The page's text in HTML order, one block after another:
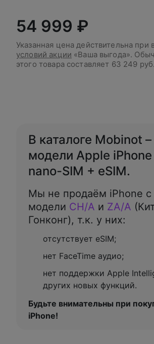
54 999 ₽
Указанная цена действительна при
условий акции «Ваша выгода».
этого товара составляет 63 249 руб.
В каталоге Mobinot
модели Apple iPhone
nano-SIM + eSIM.
Мы не продаём iPhone с
модели CH/A и ZA/A
Гонконг), т.к. у них:
отсутствует eSIM;
нет FaceTime аудио;
нет поддержки Apple
других новых функций.
Будьте внимательны при
iPhone!